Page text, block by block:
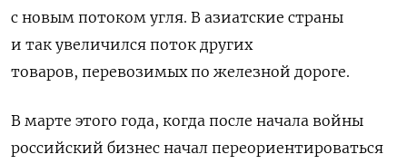
с новым потоком угля. В азиатские страны
и так увеличился поток других
товаров, перевозимых по железной дороге.
В марте этого года, когда после начала войны
российский бизнес начал переориентироваться